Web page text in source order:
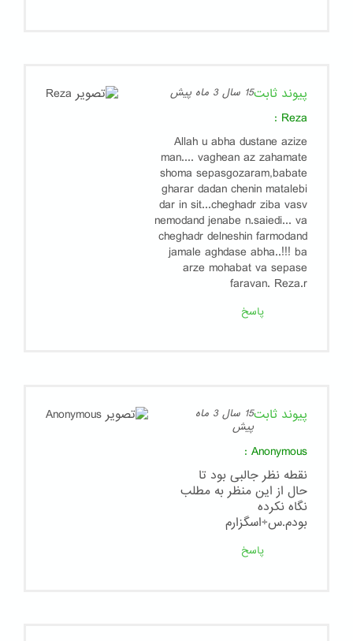
پیوند ثابت15 سال 3 ماه پیش
Reza
:
Allah u abha dustane azize
man.... vaghean az zahamate
shoma sepasgozaram,babate
gharar dadan chenin matalebi
dar in sit...cheghadr ziba vasv
nemodand jenabe n.saiedi... va
cheghadr delneshin farmodand
jamale aghdase abha..!!! ba
arze mohabat va sepase
faravan. Reza.r
پاسخ
پیوند ثابت
15 سال 3 ماه
پیش
Anonymous
:
نقطه نظر جالبی بود تا
حال از این منظر به مطلب
نگاه نکرده
بودم.س÷اسگزارم
پاسخ